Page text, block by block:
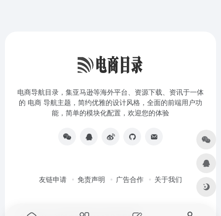
电商导航目录，集亚马逊等海外平台、资源下载、资讯于一体
的 电商 导航主题，简约优雅的设计风格，全面的前端用户功
能，简单的模块化配置，欢迎您的体验
友链申请 免责声明 广告合作 关于我们